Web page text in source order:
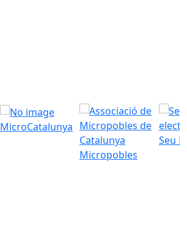
MicroCatalunya
Micropobles
Seu